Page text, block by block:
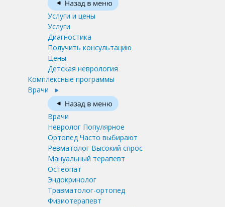
Услуги и цены
Услуги
Диагностика
Получить консультацию
Цены
Детская неврология
Комплексные программы
Врачи
Врачи
Невролог Популярное
Ортопед Часто выбирают
Ревматолог Высокий спрос
Мануальный терапевт
Остеопат
Эндокринолог
Травматолог-ортопед
Физиотерапевт